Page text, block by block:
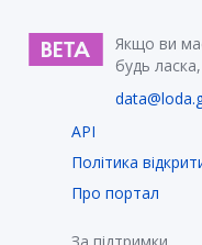
Якщо ви
будь
API
Політика
Про портал
За підтримки